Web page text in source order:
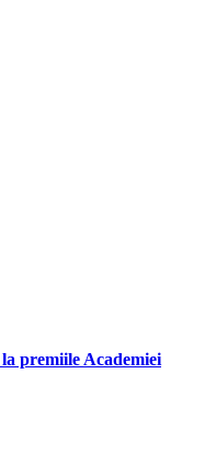
premiile Academiei